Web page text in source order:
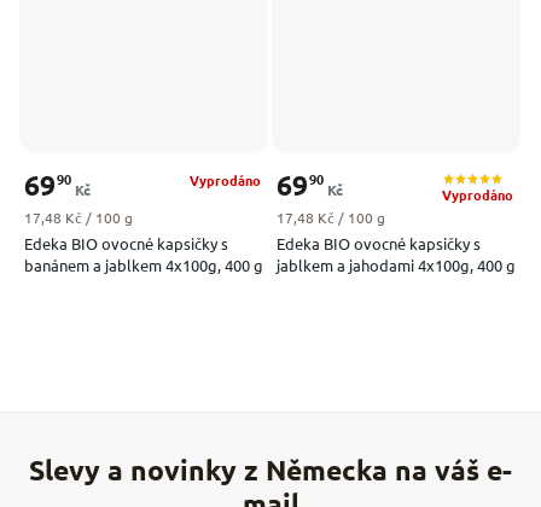
Edeka BIO ovocné kapsičky s
banánem a jablkem 4x100g, 400 g
Vyprodáno
6990
Kč
Měrná cena:
17,48 Kč / 100 g
Edeka BIO ovocné kapsičky s
jablkem a jahodami 4x100g, 400 g
Vyprodáno
6990
Kč
Měrná cena:
17,48 Kč / 100 g